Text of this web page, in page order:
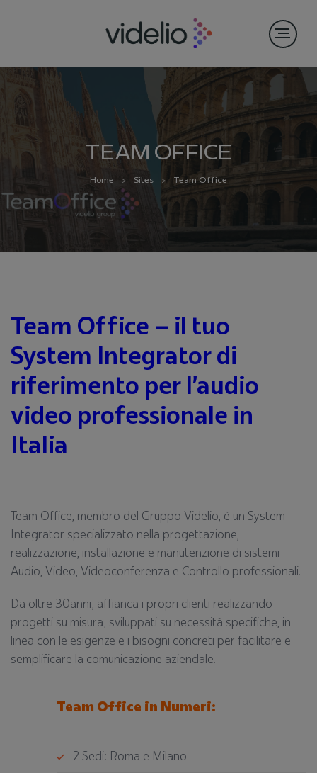
TEAM OFFICE
Home Sites Team Office
Team Office – il tuo
System Integrator di
riferimento per l’audio
video professionale in
Italia
Team Office, membro del Gruppo Videlio, è un System
Integrator specializzato nella progettazione,
realizzazione, installazione e manutenzione di sistemi
Audio, Video, Videoconferenza e Controllo professionali.
Da oltre 30anni, affianca i propri clienti realizzando
progetti su misura, sviluppati su necessità specifiche, in
linea con le esigenze e i bisogni concreti per facilitare e
semplificare la comunicazione aziendale.
Team Office in Numeri:
2 Sedi: Roma e Milano